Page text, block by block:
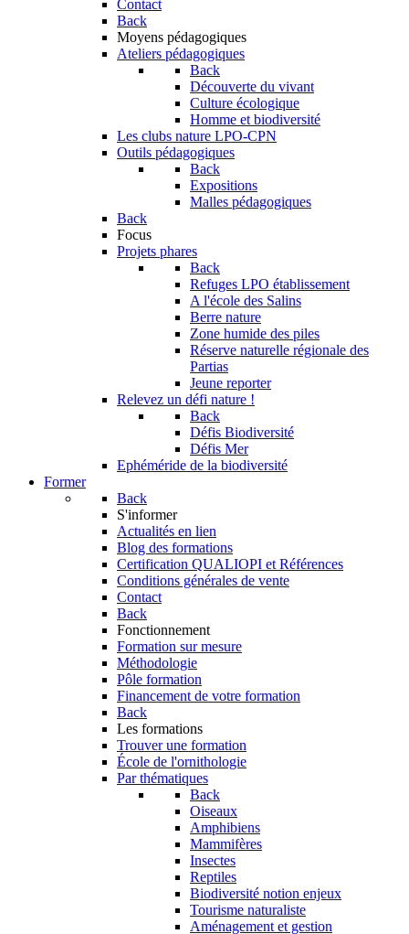
Contact
Back
Moyens pédagogiques
Ateliers pédagogiques
Back
Découverte du vivant
Culture écologique
Homme et biodiversité
Les clubs nature LPO-CPN
Outils pédagogiques
Back
Expositions
Malles pédagogiques
Back
Focus
Projets phares
Back
Refuges LPO établissement
A l'école des Salins
Berre nature
Zone humide des piles
Réserve naturelle régionale des
Partias
Jeune reporter
Relevez un défi nature !
Back
Défis Biodiversité
Défis Mer
Ephéméride de la biodiversité
Former
Back
S'informer
Actualités en lien
Blog des formations
Certification QUALIOPI et Références
Conditions générales de vente
Contact
Back
Fonctionnement
Formation sur mesure
Méthodologie
Pôle formation
Financement de votre formation
Back
Les formations
Trouver une formation
École de l'ornithologie
Par thématiques
Back
Oiseaux
Amphibiens
Mammifères
Insectes
Reptiles
Biodiversité notion enjeux
Tourisme naturaliste
Aménagement et gestion